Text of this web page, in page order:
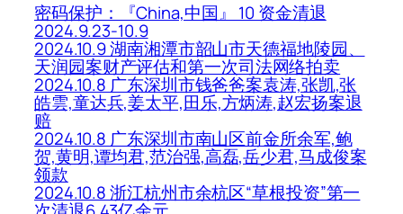
密码保护：『China,中国』 10 资金清退
2024.9.23-10.9
2024.10.9 湖南湘潭市韶山市天德福地陵园、
天润园案财产评估和第一次司法网络拍卖
2024.10.8 广东深圳市钱爸爸案袁涛,张凯,张
皓雲,童达兵,姜太平,田乐,方炳涛,赵宏扬案退
赔
2024.10.8 广东深圳市南山区前金所余军,鲍
贺,黄明,谭均君,范治强,高磊,岳少君,马成俊案
领款
2024.10.8 浙江杭州市余杭区“草根投资”第一